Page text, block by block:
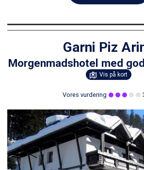
Garni Piz
Morgenmadshotel med
Vis på kort
Vores vurdering